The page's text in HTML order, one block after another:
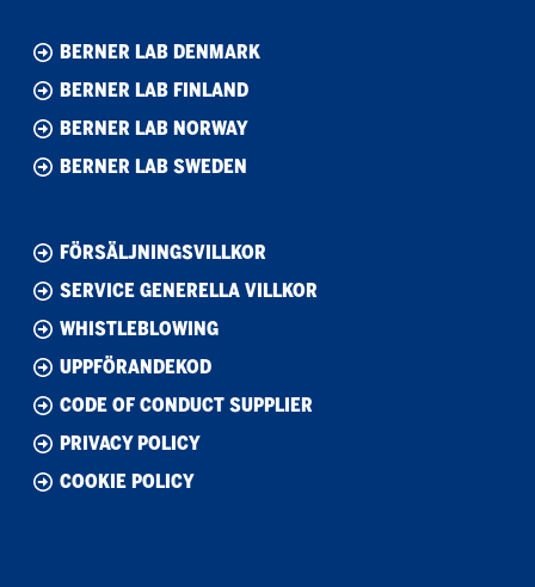
BERNER LAB DENMARK
BERNER LAB FINLAND
BERNER LAB NORWAY
BERNER LAB SWEDEN
FÖRSÄLJNINGSVILLKOR
SERVICE GENERELLA VILLKOR
WHISTLEBLOWING
UPPFÖRANDEKOD
CODE OF CONDUCT SUPPLIER
PRIVACY POLICY
COOKIE POLICY